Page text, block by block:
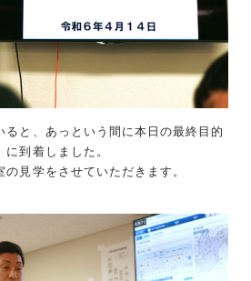
ると、あっという間に本日の最終目的
到着しました。
の見学をさせていただきます。